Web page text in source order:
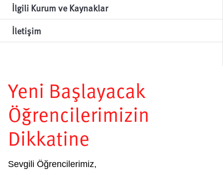
İlgili Kurum ve Kaynaklar
İletişim
Yeni Başlayacak
Öğrencilerimizin
Dikkatine
Sevgili Öğrencilerimiz,